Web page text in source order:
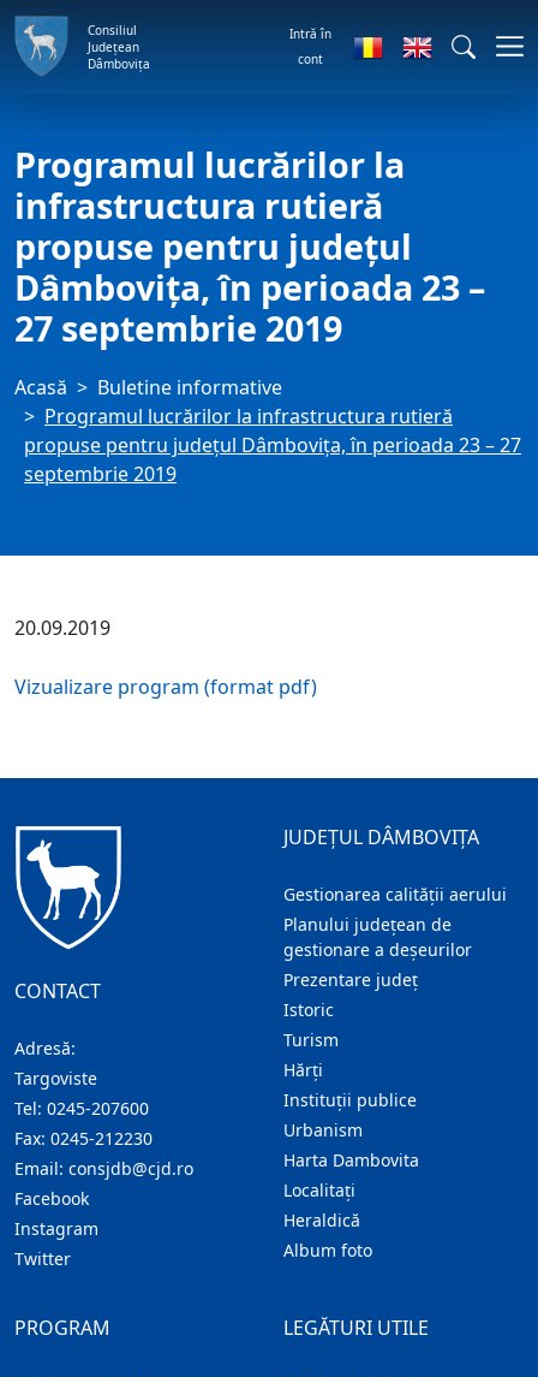
Consiliul
Județean
Dâmbovița
Intră în
cont
Programul lucrărilor la
infrastructura rutieră
propuse pentru județul
Dâmbovița, în perioada 23 –
27 septembrie 2019
Acasă
Buletine informative
Programul lucrărilor la infrastructura rutieră
propuse pentru județul Dâmbovița, în perioada 23 – 27
septembrie 2019
20.09.2019
Vizualizare program (format pdf)
CONTACT
Adresă:
Targoviste
Tel: 0245-207600
Fax: 0245-212230
Email: consjdb@cjd.ro
Facebook
Instagram
Twitter
JUDEȚUL DÂMBOVIȚA
Gestionarea calității aerului
Planului județean de
gestionare a deșeurilor
Prezentare judeţ
Istoric
Turism
Hărţi
Instituţii publice
Urbanism
Harta Dambovita
Localitaţi
Heraldică
Album foto
LEGĂTURI UTILE
PROGRAM